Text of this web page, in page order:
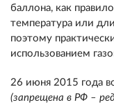
баллона, как
температура или
поэтому
использованием
26 июня 2015 года
(запрещена в РФ –